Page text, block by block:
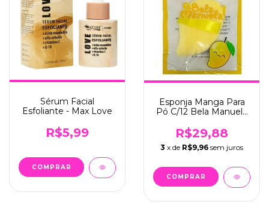
Sérum Facial
Esfoliante - Max Love
R$5,99
Esponja Manga Para
Pó C/12 Bela Manuela
R$29,88
3 x de R$9,96 sem juros